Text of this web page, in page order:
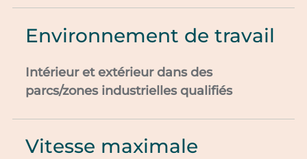
Environnement de travail
Intérieur et extérieur dans des
parcs/zones industrielles qualifiés
Vitesse maximale